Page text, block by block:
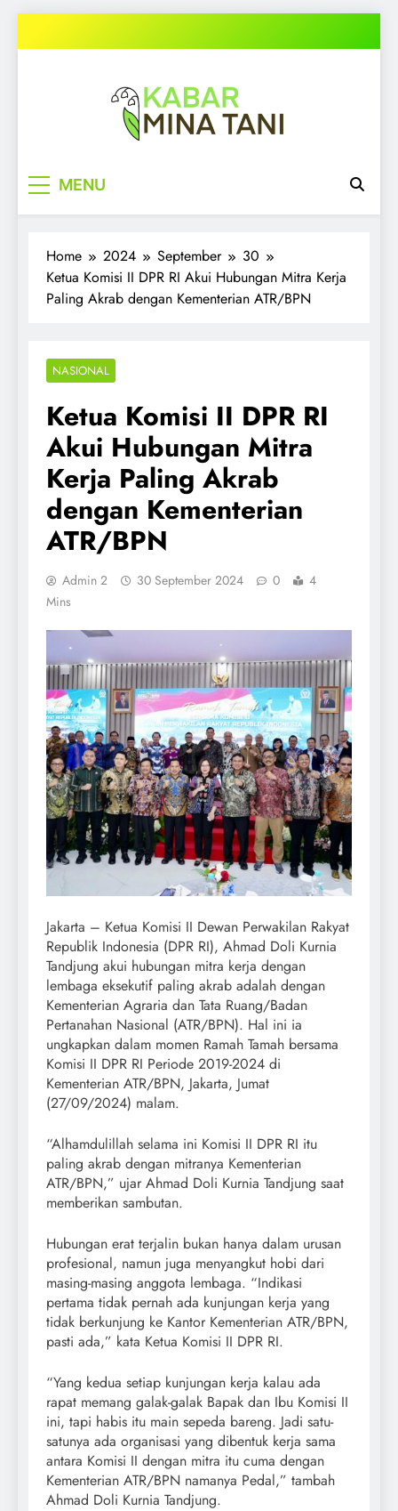
to
MENU
Home 2024 September
30
Ketua Komisi II DPR RI Akui Hubungan Mitra Kerja
Paling Akrab dengan Kementerian ATR/BPN
NASIONAL
Ketua Komisi II DPR RI
Akui Hubungan Mitra
Kerja Paling Akrab
dengan Kementerian
ATR/BPN
Admin 2 30 September 2024 0
4
Mins
Jakarta – Ketua Komisi II Dewan Perwakilan Rakyat
Republik Indonesia (DPR RI), Ahmad Doli Kurnia
Tandjung akui hubungan mitra kerja dengan
lembaga eksekutif paling akrab adalah dengan
Kementerian Agraria dan Tata Ruang/Badan
Pertanahan Nasional (ATR/BPN). Hal ini ia
ungkapkan dalam momen Ramah Tamah bersama
Komisi II DPR RI Periode 2019-2024 di
Kementerian ATR/BPN, Jakarta, Jumat
(27/09/2024) malam.
“Alhamdulillah selama ini Komisi II DPR RI itu
paling akrab dengan mitranya Kementerian
ATR/BPN,” ujar Ahmad Doli Kurnia Tandjung saat
memberikan sambutan.
Hubungan erat terjalin bukan hanya dalam urusan
profesional, namun juga menyangkut hobi dari
masing-masing anggota lembaga. “Indikasi
pertama tidak pernah ada kunjungan kerja yang
tidak berkunjung ke Kantor Kementerian ATR/BPN,
pasti ada,” kata Ketua Komisi II DPR RI.
“Yang kedua setiap kunjungan kerja kalau ada
rapat memang galak-galak Bapak dan Ibu Komisi II
ini, tapi habis itu main sepeda bareng. Jadi satu-
satunya ada organisasi yang dibentuk kerja sama
antara Komisi II dengan mitra itu cuma dengan
Kementerian ATR/BPN namanya Pedal,” tambah
Ahmad Doli Kurnia Tandjung.